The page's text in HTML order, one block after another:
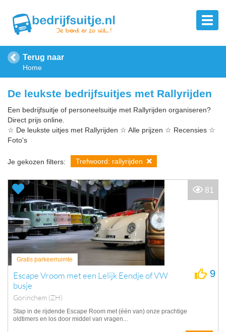
Terug naar
Home
De leukste bedrijfsuitjes met Rallyrijden
Een bedrijfsuitje of personeelsuitje met Rallyrijden organiseren?
Direct prijs online.
☆ De leukste uitjes met Rallyrijden ☆ Alle prijzen ☆ Recensies ☆
Foto's
Je gekozen filters: Trefwoord: rallyrijden
Gratis parkeerruimte
Escape Vroom met een Lelijk Eendje of VW
busje
Gorinchem (ZH)
9
Stap in de rijdende Escape Room met (één van) onze prachtige
oldtimers en los door middel van vragen...
81